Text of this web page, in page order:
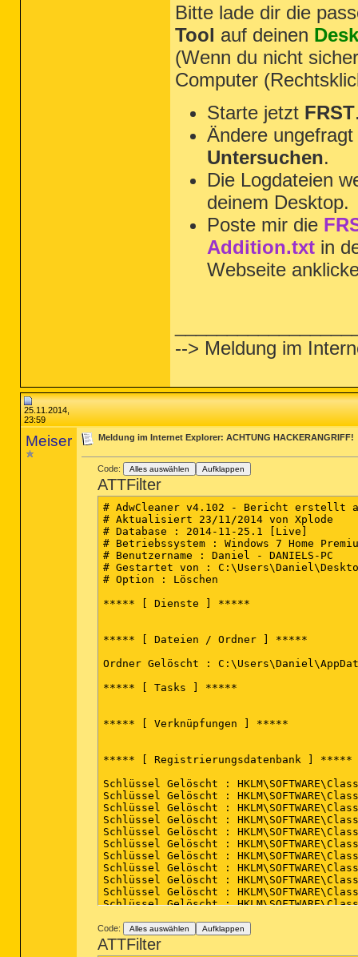
Bitte lade dir die
Tool auf deinen
(Wenn du nicht
Computer
Starte jetzt FRST
Ändere
Untersuchen.
Die Logdateien
deinem Desktop.
Poste mir die
Addition.txt in
Webseite
--> Meldung im
25.11.2014,
23:59
Meiser Meldung im Internet Explorer: ACHTUNG HACKERANGRIFF!
Code: Alles auswählen Aufklappen
ATTFilter
# AdwCleaner v4.102 - Bericht erstellt
# Aktualisiert 23/11/2014 von Xplode
# Database : 2014-11-25.1 [Live]
# Betriebssystem : Windows 7 Home
# Benutzername : Daniel - DANIELS-PC
# Gestartet von :
# Option : Löschen
***** [ Dienste ] *****
***** [ Dateien / Ordner ] *****
Ordner Gelöscht :
***** [ Tasks ] *****
***** [ Verknüpfungen ] *****
***** [ Registrierungsdatenbank ] *****
Schlüssel Gelöscht :
Schlüssel Gelöscht :
Schlüssel Gelöscht :
Schlüssel Gelöscht :
Schlüssel Gelöscht :
Schlüssel Gelöscht :
Schlüssel Gelöscht :
Schlüssel Gelöscht :
Schlüssel Gelöscht :
Schlüssel Gelöscht :
Schlüssel Gelöscht :
***** [ Browser ] *****
Code: Alles auswählen Aufklappen
ATTFilter